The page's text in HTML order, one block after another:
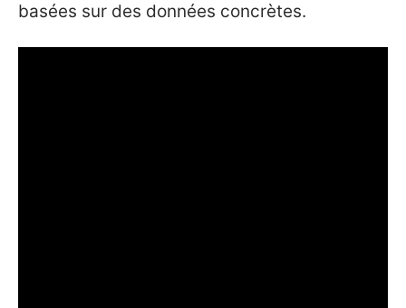
basées sur des données concrètes.